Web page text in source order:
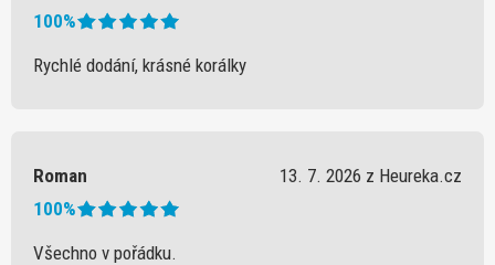
100%
Rychlé dodání, krásné korálky
Roman
13. 7. 2026 z Heureka.cz
100%
Všechno v pořádku.